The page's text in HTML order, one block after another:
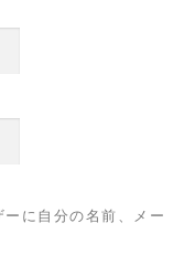
に自分の名前、メー